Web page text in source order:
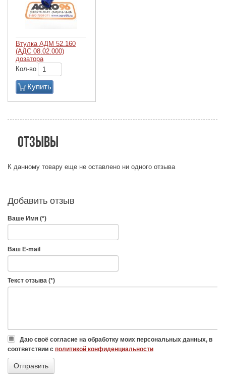
Втулка АДМ 52.160
(АДС 08.02.000)
дозатора
Кол-во
Купить
Отзывы
К данному товару еще не оставлено ни одного отзыва
Добавить отзыв
Ваше Имя (*)
Ваш E-mail
Текст отзыва (*)
Даю своё согласие на обработку моих персональных данных, в
соответствии с политикой конфиденциальности